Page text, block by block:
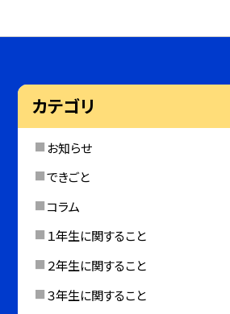
カテゴリ
お知らせ
できごと
コラム
１年生に関すること
２年生に関すること
３年生に関すること